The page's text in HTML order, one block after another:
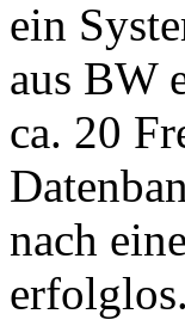
ein
aus BW
ca. 20
nach